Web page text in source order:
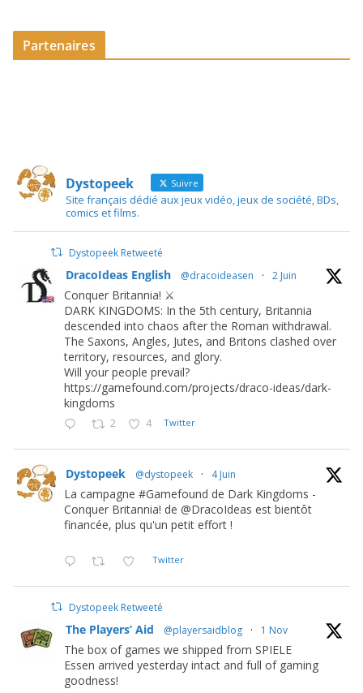
Partenaires
Dystopeek Suivre
Site français dédié aux jeux vidéo, jeux de société, BDs,
comics et films.
Dystopeek Retweeté
DracoIdeas English @dracoideasen · 2 Juin
Conquer Britannia! ⚔️
DARK KINGDOMS: In the 5th century, Britannia
descended into chaos after the Roman withdrawal.
The Saxons, Angles, Jutes, and Britons clashed over
territory, resources, and glory.
Will your people prevail?
https://gamefound.com/projects/draco-ideas/dark-
kingdoms
2 4 Twitter
Dystopeek @dystopeek · 4 Juin
La campagne #Gamefound de Dark Kingdoms -
Conquer Britannia! de @DracoIdeas est bientôt
financée, plus qu'un petit effort !
Twitter
Dystopeek Retweeté
The Players’ Aid @playersaidblog · 1 Nov
The box of games we shipped from SPIELE
Essen arrived yesterday intact and full of gaming
goodness!